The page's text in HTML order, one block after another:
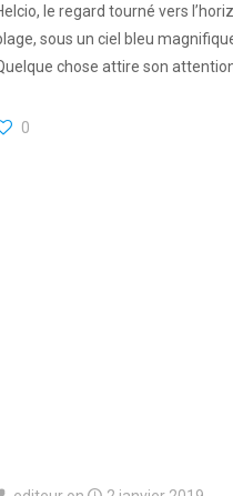
le regard tourné vers
sous un ciel bleu
chose attire son
0